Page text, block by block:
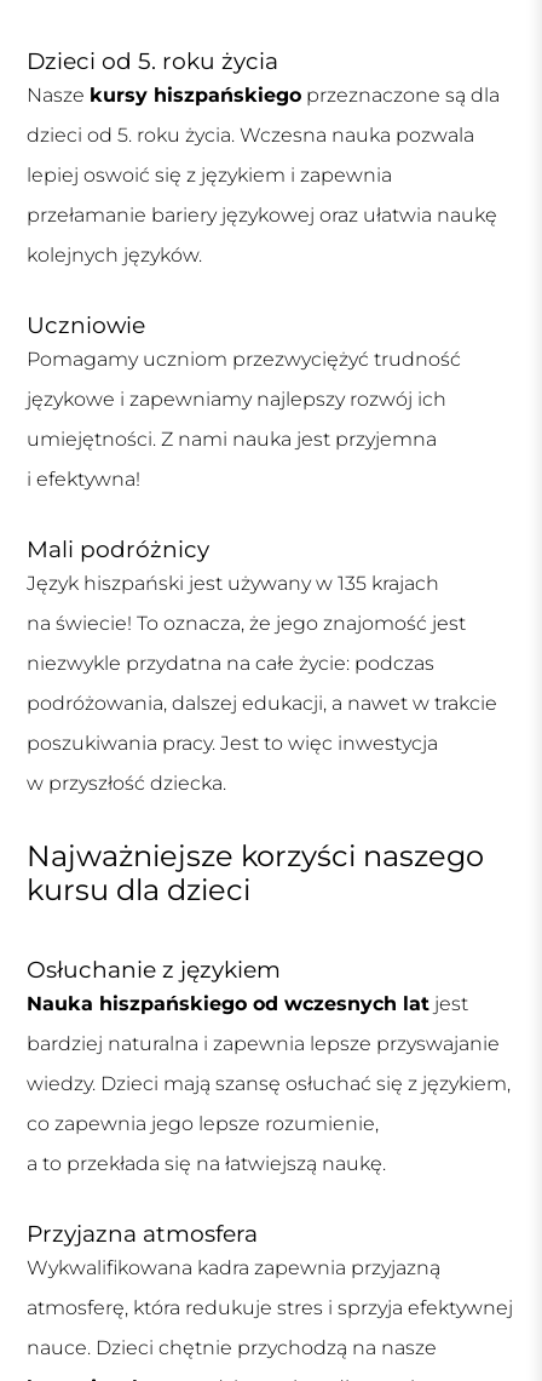
Dzieci od 5. roku życia
Nasze kursy hiszpańskiego przeznaczone są dla
dzieci od 5. roku życia. Wczesna nauka pozwala
lepiej oswoić się z językiem i zapewnia
przełamanie bariery językowej oraz ułatwia naukę
kolejnych języków.
Uczniowie
Pomagamy uczniom przezwyciężyć trudność
językowe i zapewniamy najlepszy rozwój ich
umiejętności. Z nami nauka jest przyjemna
i efektywna!
Mali podróżnicy
Język hiszpański jest używany w 135 krajach
na świecie! To oznacza, że jego znajomość jest
niezwykle przydatna na całe życie: podczas
podróżowania, dalszej edukacji, a nawet w trakcie
poszukiwania pracy. Jest to więc inwestycja
w przyszłość dziecka.
Najważniejsze korzyści naszego
kursu dla dzieci
Osłuchanie z językiem
Nauka hiszpańskiego od wczesnych lat jest
bardziej naturalna i zapewnia lepsze przyswajanie
wiedzy. Dzieci mają szansę osłuchać się z językiem,
co zapewnia jego lepsze rozumienie,
a to przekłada się na łatwiejszą naukę.
Przyjazna atmosfera
Wykwalifikowana kadra zapewnia przyjazną
atmosferę, która redukuje stres i sprzyja efektywnej
nauce. Dzieci chętnie przychodzą na nasze